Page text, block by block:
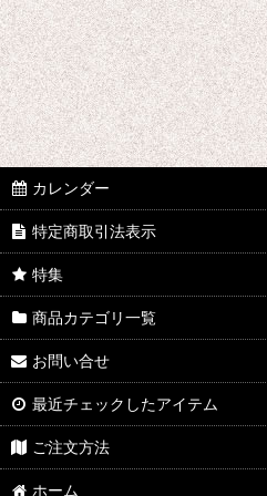
B♭クラリネット
E♭クラリネット
バスクラリネット
アルトサックス
テナーサックス
バリトンサックス
カレンダー
特定商取引法表示
特集
商品カテゴリ一覧
お問い合せ
最近チェックしたアイテム
ご注文方法
ホーム